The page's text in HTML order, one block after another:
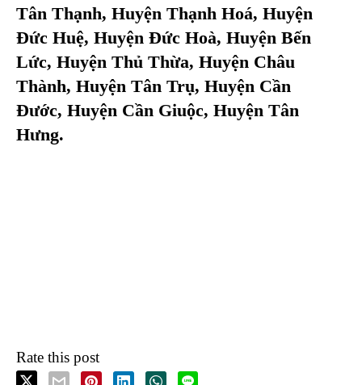
Tân Thạnh, Huyện Thạnh Hoá, Huyện
Đức Huệ, Huyện Đức Hoà, Huyện Bến
Lức, Huyện Thủ Thừa, Huyện Châu
Thành, Huyện Tân Trụ, Huyện Cần
Đước, Huyện Cần Giuộc, Huyện Tân
Hưng.
Rate this post